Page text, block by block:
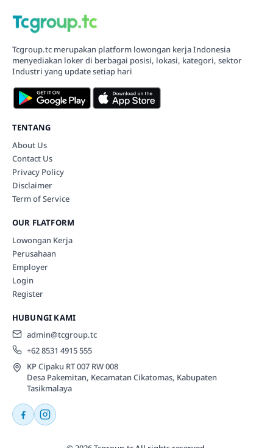
Tcgroup.tc merupakan platform lowongan kerja Indonesia
menyediakan loker di berbagai posisi, lokasi, kategori, sektor
Industri yang update setiap hari
TENTANG
About Us
Contact Us
Privacy Policy
Disclaimer
Term of Service
OUR FLATFORM
Lowongan Kerja
Perusahaan
Employer
Login
Register
HUBUNGI KAMI
admin@tcgroup.tc
+62 8531 4915 555
KP Cipaku RT 007 RW 008
Desa Pakemitan, Kecamatan Cikatomas, Kabupaten
Tasikmalaya